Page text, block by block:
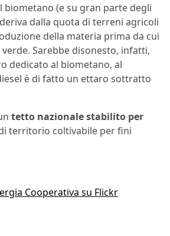
biometano (e su gran parte degli
dalla quota di terreni agricoli
della materia prima da cui
Sarebbe disonesto, infatti,
dedicato al biometano, al
è di fatto un ettaro sottratto
tetto nazionale stabilito per
territorio coltivabile per fini
Cooperativa su Flickr